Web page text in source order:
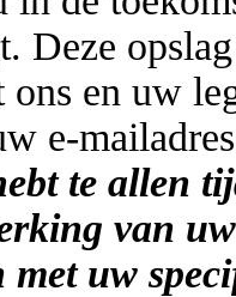
Deze
en uw
e-
te allen
van
uw